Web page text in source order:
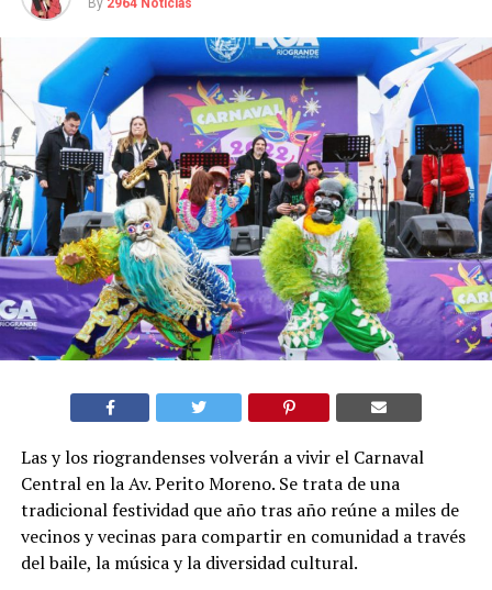
By 2964 Noticias
Las y los riograndenses volverán a vivir el Carnaval
Central en la Av. Perito Moreno. Se trata de una
tradicional festividad que año tras año reúne a miles de
vecinos y vecinas para compartir en comunidad a través
del baile, la música y la diversidad cultural.